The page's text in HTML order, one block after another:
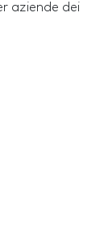
aziende dei